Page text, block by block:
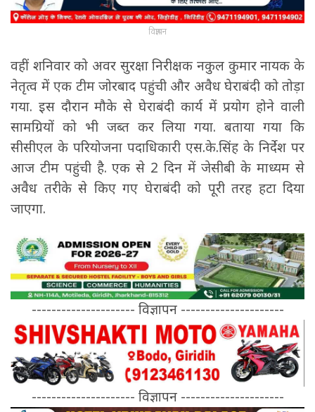
विज्ञापन
वहीं शनिवार को अवर सुरक्षा निरीक्षक नकुल कुमार नायक के
नेतृत्व में एक टीम जोरबाद पहुंची और अवैध घेराबंदी को तोड़ा
गया. इस दौरान मौके से घेराबंदी कार्य में प्रयोग होने वाली
सामग्रियों को भी जब्त कर लिया गया. बताया गया कि
सीसीएल के परियोजना पदाधिकारी एस.के.सिंह के निर्देश पर
आज टीम पहुंची है. एक से 2 दिन में जेसीबी के माध्यम से
अवैध तरीके से किए गए घेराबंदी को पूरी तरह हटा दिया
जाएगा.
--------------------- विज्ञापन ---------------------
--------------------- विज्ञापन ---------------------